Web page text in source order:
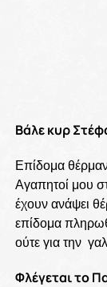
Βάλε κυρ
Επίδομα
Αγαπητοί μου
έχουν ανάψει
επίδομα
ούτε για την
Φλέγεται το